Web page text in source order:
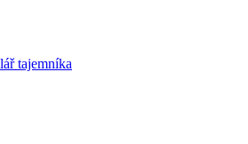
tajemníka